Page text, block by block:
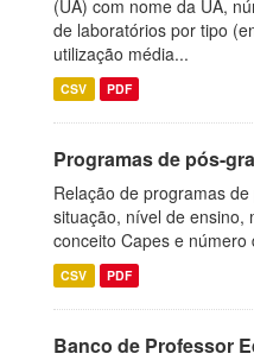
(UA) com nome da UA,
de laboratórios por tipo
utilização média...
CSV PDF
Programas de pós-
Relação de programas
situação, nível de ensino,
conceito Capes e número
CSV PDF
Banco de Professor